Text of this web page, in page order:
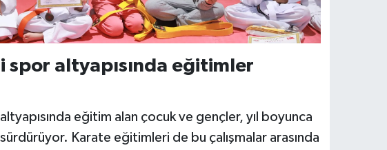
spor altyapısında eğitimler
eğitim alan çocuk ve gençler, yıl boyunca
sürdürüyor. Karate eğitimleri de bu çalışmalar arasında